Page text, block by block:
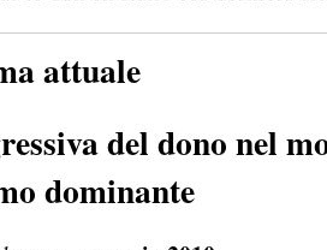
attuale
del dono nel
dominante